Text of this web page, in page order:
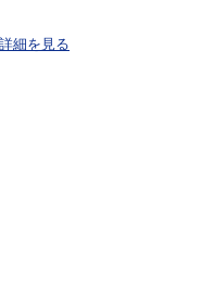
細を見る